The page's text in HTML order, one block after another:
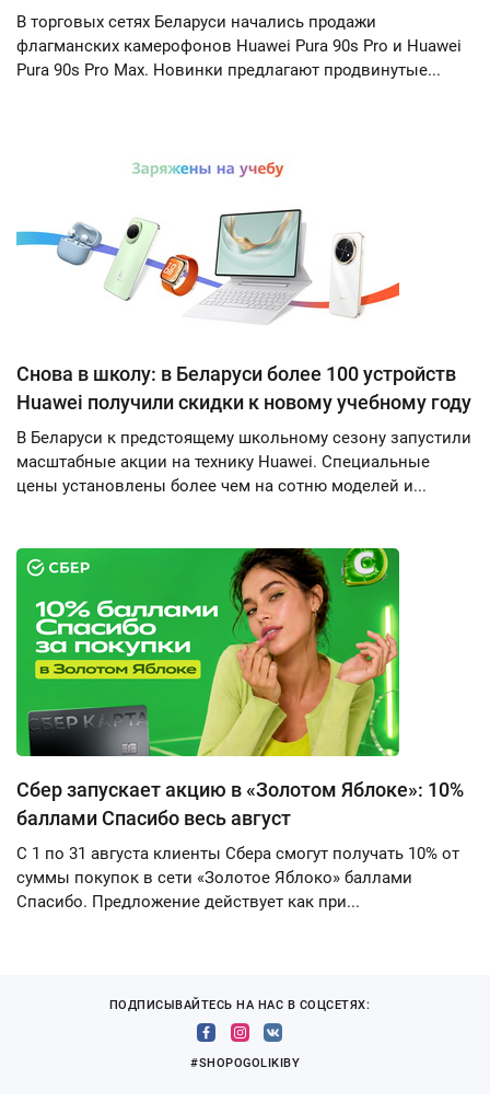
В торговых сетях Беларуси начались продажи
флагманских камерофонов Huawei Pura 90s Pro и Huawei
Pura 90s Pro Max. Новинки предлагают продвинутые...
Снова в школу: в Беларуси более 100 устройств
Huawei получили скидки к новому учебному году
В Беларуси к предстоящему школьному сезону запустили
масштабные акции на технику Huawei. Специальные
цены установлены более чем на сотню моделей и...
Сбер запускает акцию в «Золотом Яблоке»: 10%
баллами Спасибо весь август
С 1 по 31 августа клиенты Сбера смогут получать 10% от
суммы покупок в сети «Золотое Яблоко» баллами
Спасибо. Предложение действует как при...
ПОДПИСЫВАЙТЕСЬ НА НАС В СОЦСЕТЯХ:
#SHOPOGOLIKIBY